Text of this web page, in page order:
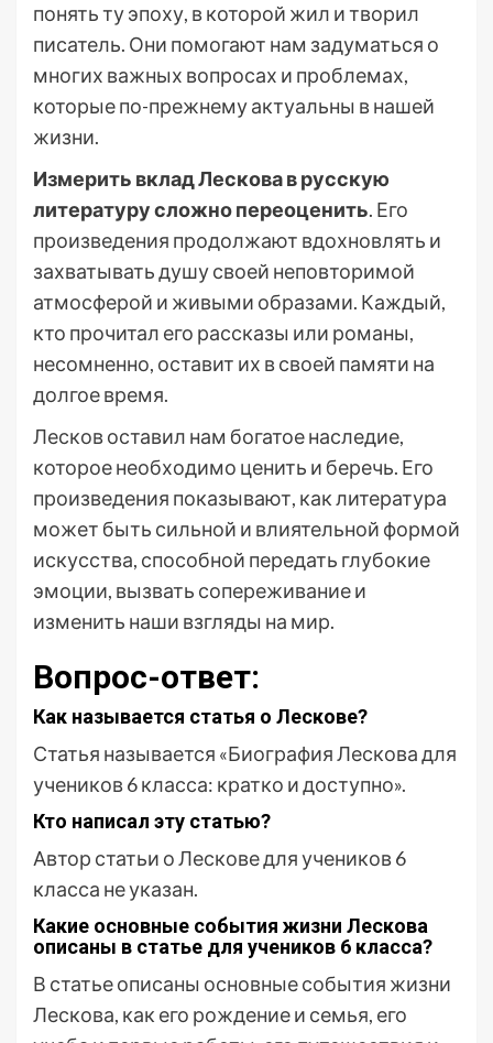
понять ту эпоху, в которой жил и творил
писатель. Они помогают нам задуматься о
многих важных вопросах и проблемах,
которые по-прежнему актуальны в нашей
жизни.
Измерить вклад Лескова в русскую
литературу сложно переоценить. Его
произведения продолжают вдохновлять и
захватывать душу своей неповторимой
атмосферой и живыми образами. Каждый,
кто прочитал его рассказы или романы,
несомненно, оставит их в своей памяти на
долгое время.
Лесков оставил нам богатое наследие,
которое необходимо ценить и беречь. Его
произведения показывают, как литература
может быть сильной и влиятельной формой
искусства, способной передать глубокие
эмоции, вызвать сопереживание и
изменить наши взгляды на мир.
Вопрос-ответ:
Как называется статья о Лескове?
Статья называется «Биография Лескова для
учеников 6 класса: кратко и доступно».
Кто написал эту статью?
Автор статьи о Лескове для учеников 6
класса не указан.
Какие основные события жизни Лескова
описаны в статье для учеников 6 класса?
В статье описаны основные события жизни
Лескова, как его рождение и семья, его